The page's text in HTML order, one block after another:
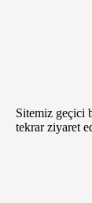
Sitemiz geçici
tekrar ziyaret